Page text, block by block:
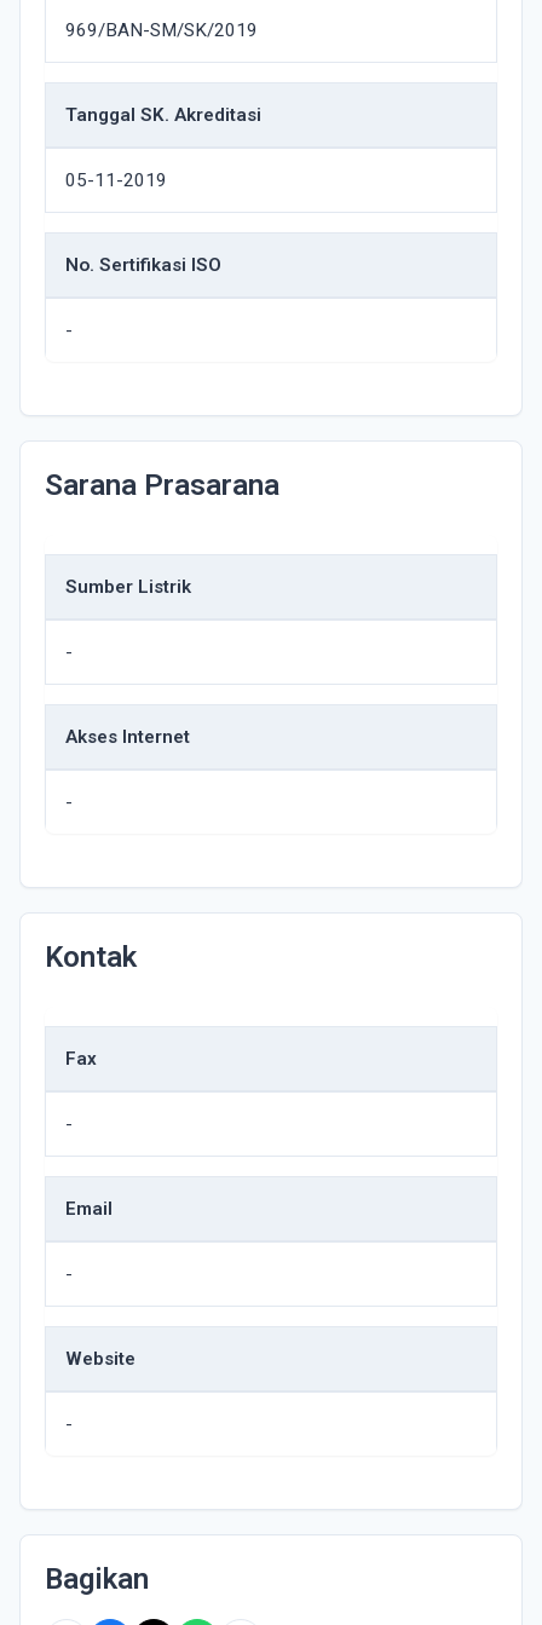
969/BAN-SM/SK/2019
Tanggal SK. Akreditasi
05-11-2019
No. Sertifikasi ISO
-
Sarana Prasarana
Sumber Listrik
-
Akses Internet
-
Kontak
Fax
-
Email
-
Website
-
Bagikan